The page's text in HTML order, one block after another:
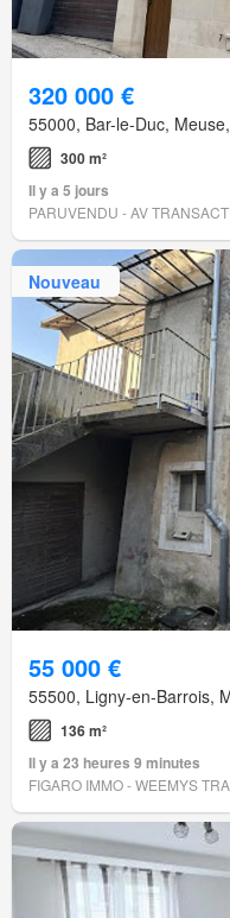
320 000 €
55000, Bar-le-Duc,
300 m²
Il y a 5 jours
PARUVENDU - AV
Nouveau
55 000 €
55500, Ligny-en-Barrois,
136 m²
Il y a 23 heures 9 minutes
FIGARO IMMO - WEEMYS